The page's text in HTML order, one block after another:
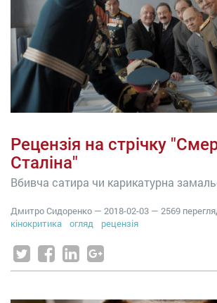
Рецензія на стрічку
Сталіна"
Вбивча сатира чи карикатурна
Дмитро Сидоренко — 2018-02-03 — 2569
кінокритика
огляд рецензія